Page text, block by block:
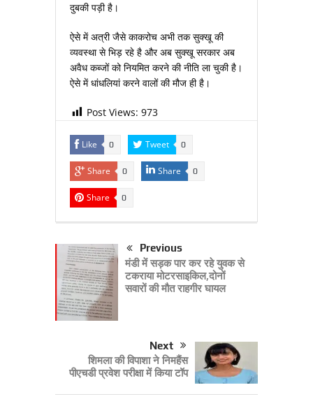
दुबकी पड़ी है।
ऐसे में अत्री जैसे काकरोच अभी तक सुक्‍खू की
व्‍यवस्‍था से भिड़ रहे है और अब सुक्‍खू सरकार अब
अवैध कब्‍जों को नियमित करने की नीति ला चुकी है।
ऐसे में धांधलियां करने वालों की मौज ही है।
Post Views: 973
Like 0 Tweet 0
Share 0 Share 0
Share 0
Previous
मंडी में सड़क पार कर रहे युवक से
टकराया मोटरसाइकिल,दोनों
सवारों की मौत राहगीर घायल
Next
शिमला की विपाशा ने निमहैंस
पीएचडी प्रवेश परीक्षा में किया टॉप